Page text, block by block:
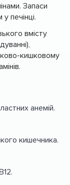
Запаси
печінці.
вмісту
кишковому
анемій.
кишечника.